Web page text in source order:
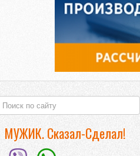
МУЖИК. Сказал-Сделал!